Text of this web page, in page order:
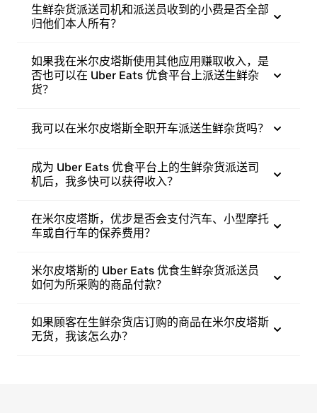
生鲜杂货派送司机和派送员收到的小费是否全部
归他们本人所有？
如果我在米尔皮塔斯使用其他应用赚取收入，是
否也可以在 Uber Eats 优食平台上派送生鲜杂
货？
我可以在米尔皮塔斯全职开车派送生鲜杂货吗？
成为 Uber Eats 优食平台上的生鲜杂货派送司
机后，我多快可以获得收入？
在米尔皮塔斯，优步是否会支付汽车、小型摩托
车或自行车的保养费用？
米尔皮塔斯的 Uber Eats 优食生鲜杂货派送员
如何为所采购的商品付款？
如果顾客在生鲜杂货店订购的商品在米尔皮塔斯
无货，我该怎么办？